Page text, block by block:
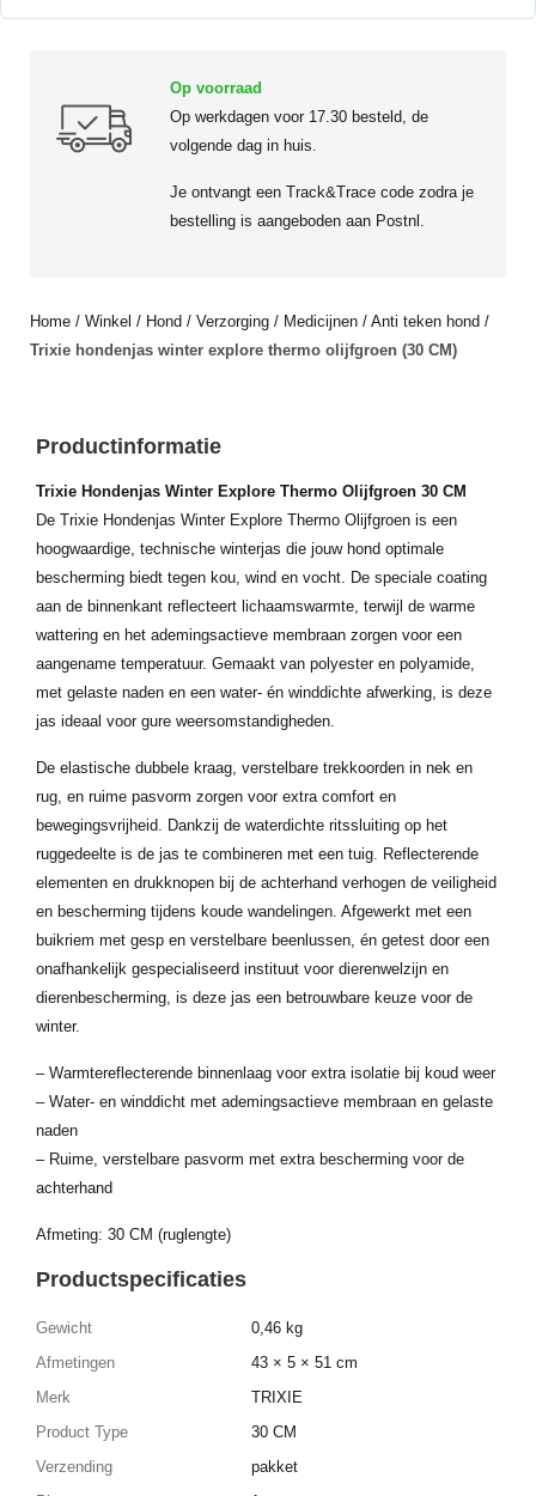
Op voorraad
Op werkdagen voor 17.30 besteld, de
volgende dag in huis.
Je ontvangt een Track&Trace code zodra je
bestelling is aangeboden aan Postnl.
Home / Winkel / Hond / Verzorging / Medicijnen / Anti teken hond /
Trixie hondenjas winter explore thermo olijfgroen (30 CM)
Productinformatie
Trixie Hondenjas Winter Explore Thermo Olijfgroen 30 CM
De Trixie Hondenjas Winter Explore Thermo Olijfgroen is een
hoogwaardige, technische winterjas die jouw hond optimale
bescherming biedt tegen kou, wind en vocht. De speciale coating
aan de binnenkant reflecteert lichaamswarmte, terwijl de warme
wattering en het ademingsactieve membraan zorgen voor een
aangename temperatuur. Gemaakt van polyester en polyamide,
met gelaste naden en een water- én winddichte afwerking, is deze
jas ideaal voor gure weersomstandigheden.
De elastische dubbele kraag, verstelbare trekkoorden in nek en
rug, en ruime pasvorm zorgen voor extra comfort en
bewegingsvrijheid. Dankzij de waterdichte ritssluiting op het
ruggedeelte is de jas te combineren met een tuig. Reflecterende
elementen en drukknopen bij de achterhand verhogen de veiligheid
en bescherming tijdens koude wandelingen. Afgewerkt met een
buikriem met gesp en verstelbare beenlussen, én getest door een
onafhankelijk gespecialiseerd instituut voor dierenwelzijn en
dierenbescherming, is deze jas een betrouwbare keuze voor de
winter.
– Warmtereflecterende binnenlaag voor extra isolatie bij koud weer
– Water- en winddicht met ademingsactieve membraan en gelaste
naden
– Ruime, verstelbare pasvorm met extra bescherming voor de
achterhand
Afmeting: 30 CM (ruglengte)
Productspecificaties
Gewicht
0,46 kg
Afmetingen
43 × 5 × 51 cm
Merk
TRIXIE
Product Type
30 CM
Verzending
pakket